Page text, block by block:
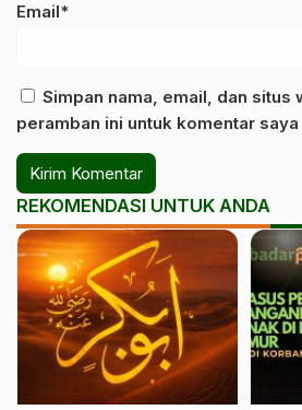
Email*
Simpan nama, email, dan situs
peramban ini untuk komentar
REKOMENDASI UNTUK ANDA